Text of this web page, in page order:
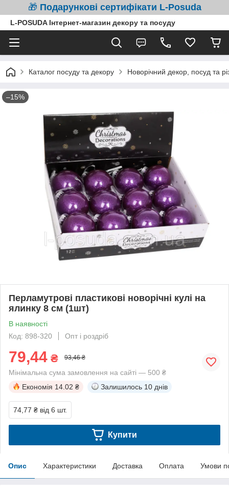
🎁 Подарункові сертифікати L-Posuda
L-POSUDA Інтернет-магазин декору та посуду
Каталог посуду та декору Новорічний декор, посуд та
–15%
Перламутрові пластикові новорічні кулі на
ялинку 8 см (1шт)
В наявності
Код: 898-320
Опт і роздріб
79,44 ₴ 93,46 ₴
Мінімальна сума замовлення на сайті — 500 ₴
Економія 14.02 ₴ Залишилось 10 днів
74,77 ₴ від 6 шт.
Купити
Опис Характеристики Доставка Оплата Умови